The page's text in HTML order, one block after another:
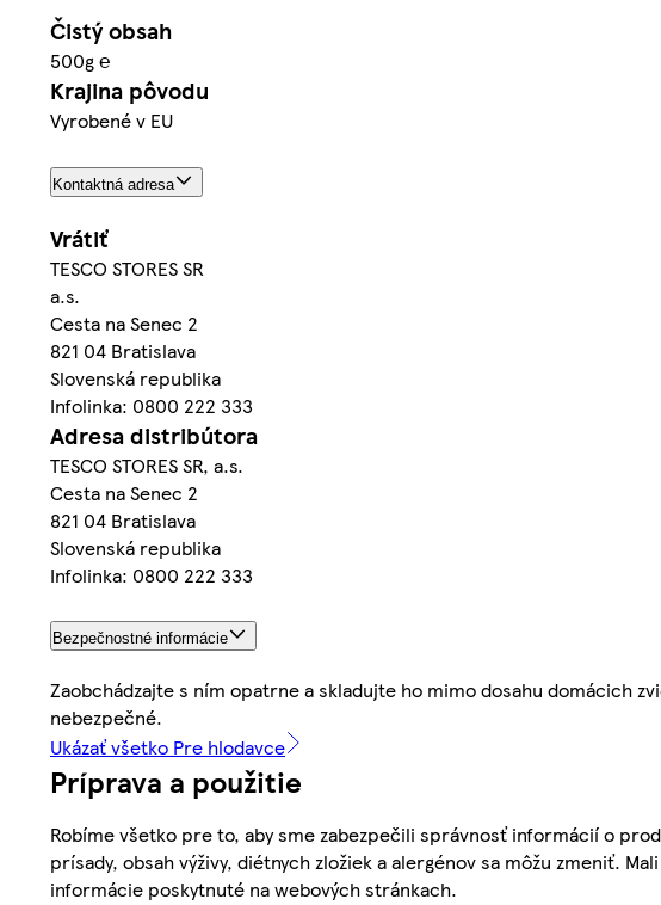
Čistý obsah
500g ℮
Krajina pôvodu
Vyrobené v EU
Kontaktná adresa
Vrátiť
TESCO STORES SR
a.s.
Cesta na Senec 2
821 04 Bratislava
Slovenská republika
Infolinka: 0800 222 333
Adresa distribútora
TESCO STORES SR, a.s.
Cesta na Senec 2
821 04 Bratislava
Slovenská republika
Infolinka: 0800 222 333
Bezpečnostné informácie
Zaobchádzajte s ním opatrne a skladujte ho mimo dosahu domácich
nebezpečné.
Ukázať všetko Pre hlodavce
Príprava a použitie
Robíme všetko pre to, aby sme zabezpečili správnosť informácií o
prísady, obsah výživy, diétnych zložiek a alergénov sa môžu zmeniť.
informácie poskytnuté na webových stránkach.